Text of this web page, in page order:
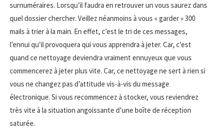
surnuméraires. Lorsqu’il faudra en retrouver un vous saurez dans
quel dossier chercher. Veillez néanmoins à vous « garder » 300
mails à trier à la main. En effet, c’est le tri de ces messages,
l’ennui qu’il provoquera qui vous apprendra à jeter. Car, c’est
quand ce nettoyage deviendra vraiment ennuyeux que vous
commencerez à jeter plus vite. Car, ce nettoyage ne sert à rien si
vous ne changez pas d’attitude vis-à-vis du message
électronique. Si vous recommencez à stocker, vous reviendrez
très vite à la situation angoissante d’une boîte de réception
saturée.